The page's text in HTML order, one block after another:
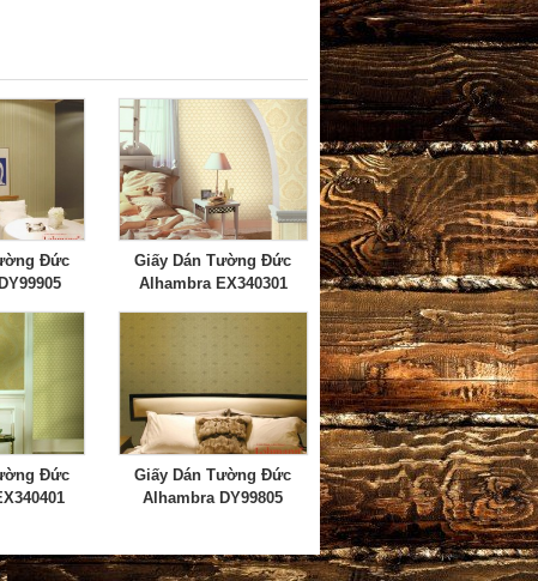
Đức
Giấy Dán Tường Đức
Alhambra EX340301
Đức
Giấy Dán Tường Đức
Alhambra DY99805